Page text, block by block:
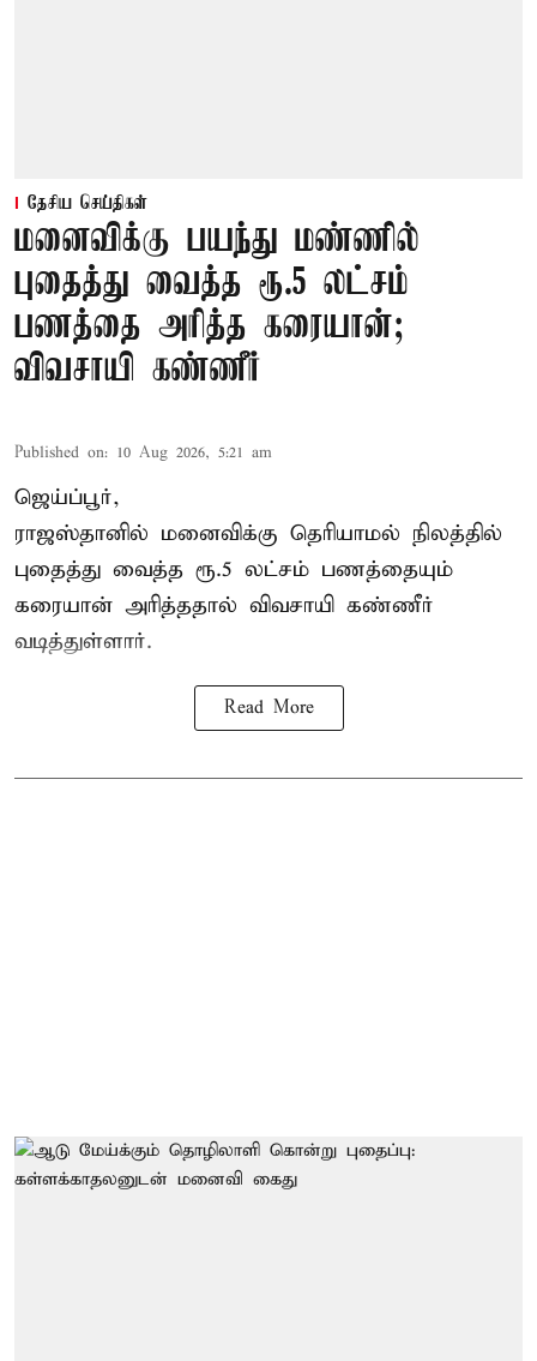
தேசிய செய்திகள்
மனைவிக்கு பயந்து மண்ணில்
புதைத்து வைத்த ரூ.5 லட்சம்
பணத்தை அரித்த கரையான்;
விவசாயி கண்ணீர்
Published on: 10 Aug 2026, 5:21 am
ஜெய்ப்பூர்,
ராஜஸ்தானில் மனைவிக்கு தெரியாமல் நிலத்தில்
புதைத்து வைத்த ரூ.5 லட்சம் பணத்தையும்
கரையான் அரித்ததால் விவசாயி கண்ணீர்
வடித்துள்ளார்.
Read More